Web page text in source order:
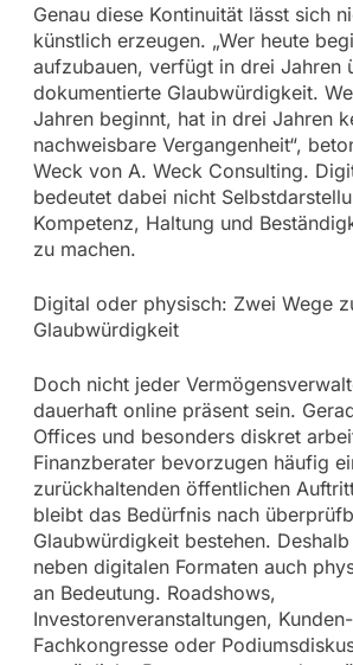
Genau diese Kontinuität lässt sich
künstlich erzeugen. „Wer heute
aufzubauen, verfügt in drei Jahren
dokumentierte Glaubwürdigkeit.
Jahren beginnt, hat in drei Jahren
nachweisbare Vergangenheit“,
Weck von A. Weck Consulting.
bedeutet dabei nicht
Kompetenz, Haltung und
zu machen.
Digital oder physisch: Zwei Wege
Glaubwürdigkeit
Doch nicht jeder
dauerhaft online präsent sein.
Offices und besonders diskret
Finanzberater bevorzugen häufig
zurückhaltenden öffentlichen
bleibt das Bedürfnis nach
Glaubwürdigkeit bestehen.
neben digitalen Formaten auch
an Bedeutung. Roadshows,
Investorenveranstaltungen,
Fachkongresse oder